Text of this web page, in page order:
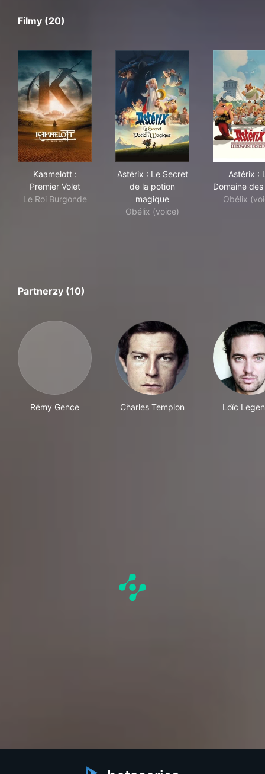
Filmy (20)
Kaamelott :
Premier Volet
Le Roi Burgonde
Astérix : Le Secret
de la potion
magique
Obélix (voice)
Astérix :
Domaine
Obélix
Partnerzy (10)
Rémy Gence Charles Templon Loïc